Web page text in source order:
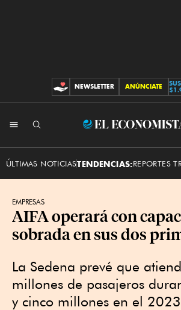
CONTRIBUCIONES
NEWSLETTER ANÚNCIATE
El
ÚLTIMAS NOTICIASTENDENCIAS:REPORTES
EMPRESAS
AIFA operará con
sobrada en sus dos
La Sedena prevé que
millones de pasajeros
y cinco millones en el